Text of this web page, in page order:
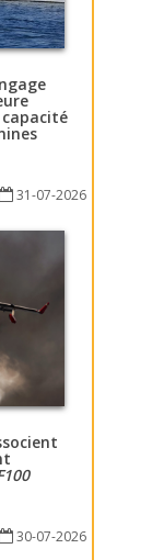
31-07-2026
30-07-2026